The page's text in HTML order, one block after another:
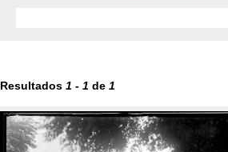
Resultados 1 - 1 de 1